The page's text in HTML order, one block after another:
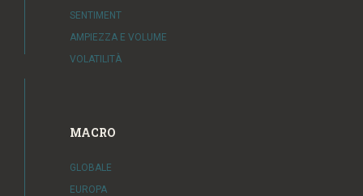
SENTIMENT
AMPIEZZA E VOLUME
VOLATILITÀ
MACRO
GLOBALE
EUROPA